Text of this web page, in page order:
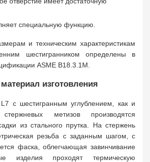
специальную функцию.
и техническим характеристикам
шестигранником определены в
ASME B18.3.1M.
изготовления
с шестигранным углублением, как и
метизов производятся
из стального прутка. На стержень
резьба с заданным шагом, с
фаска, облегчающая завинчивание
изделия проходят термическую